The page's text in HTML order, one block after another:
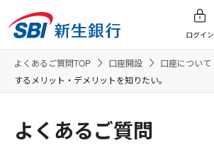
ログイン
よくあるご質問TOP 口座開設 口座について
するメリット・デメリットを知りたい。
よくあるご質問